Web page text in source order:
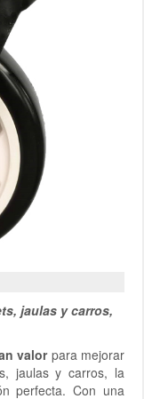
jaulas y carros,
valorpara mejorar
jaulas y carros, la
perfecta. Con una